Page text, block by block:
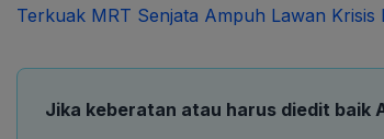
Terkuak MRT Senjata Ampuh Lawan Krisis
Jika keberatan atau harus diedit baik